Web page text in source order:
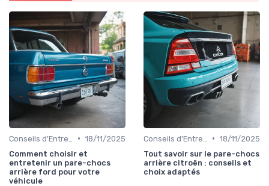
• 18/11/2025
Comment choisir et
entretenir un pare-chocs
arrière ford pour votre
véhicule
• 18/11/2025
Tout savoir sur le pare-chocs
arrière citroën : conseils et
choix adaptés